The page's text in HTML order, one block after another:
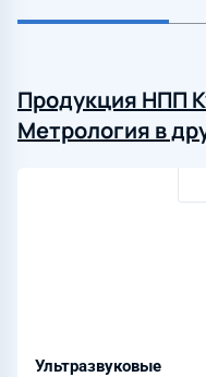
Продукция НПП
Метрология в
Ультразвуковые